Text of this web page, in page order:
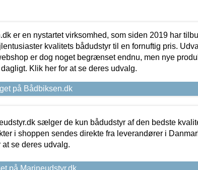
er en nystartet virksomhed, som siden 2019 har
kvalitets bådudstyr til en fornuftig pris.
er dog noget begrænset endnu, men nye
Klik her for at se deres udvalg.
på Bådbiksen.dk
sælger de kun bådudstyr af den bedste
i shoppen sendes direkte fra leverandører i
at se deres udvalg.
på Marineudstyr.dk